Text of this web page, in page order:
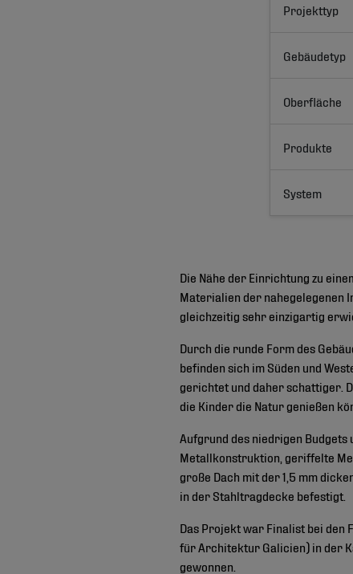
Projekttyp
Gebäudetyp
Oberfläche
Produkte
System
Die Nähe der Einrichtung zu
Materialien der nahegelegenen
gleichzeitig sehr einzigartig
Durch die runde Form des
befinden sich im Süden und
gerichtet und daher schattiger.
die Kinder die Natur genießen
Aufgrund des niedrigen
Metallkonstruktion, geriffelte
große Dach mit der 1,5 mm
in der Stahltragdecke befestigt.
Das Projekt war Finalist bei den
für Architektur Galicien) in der
gewonnen.